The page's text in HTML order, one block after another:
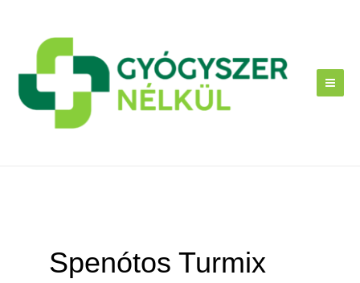
Spenótos Turmix